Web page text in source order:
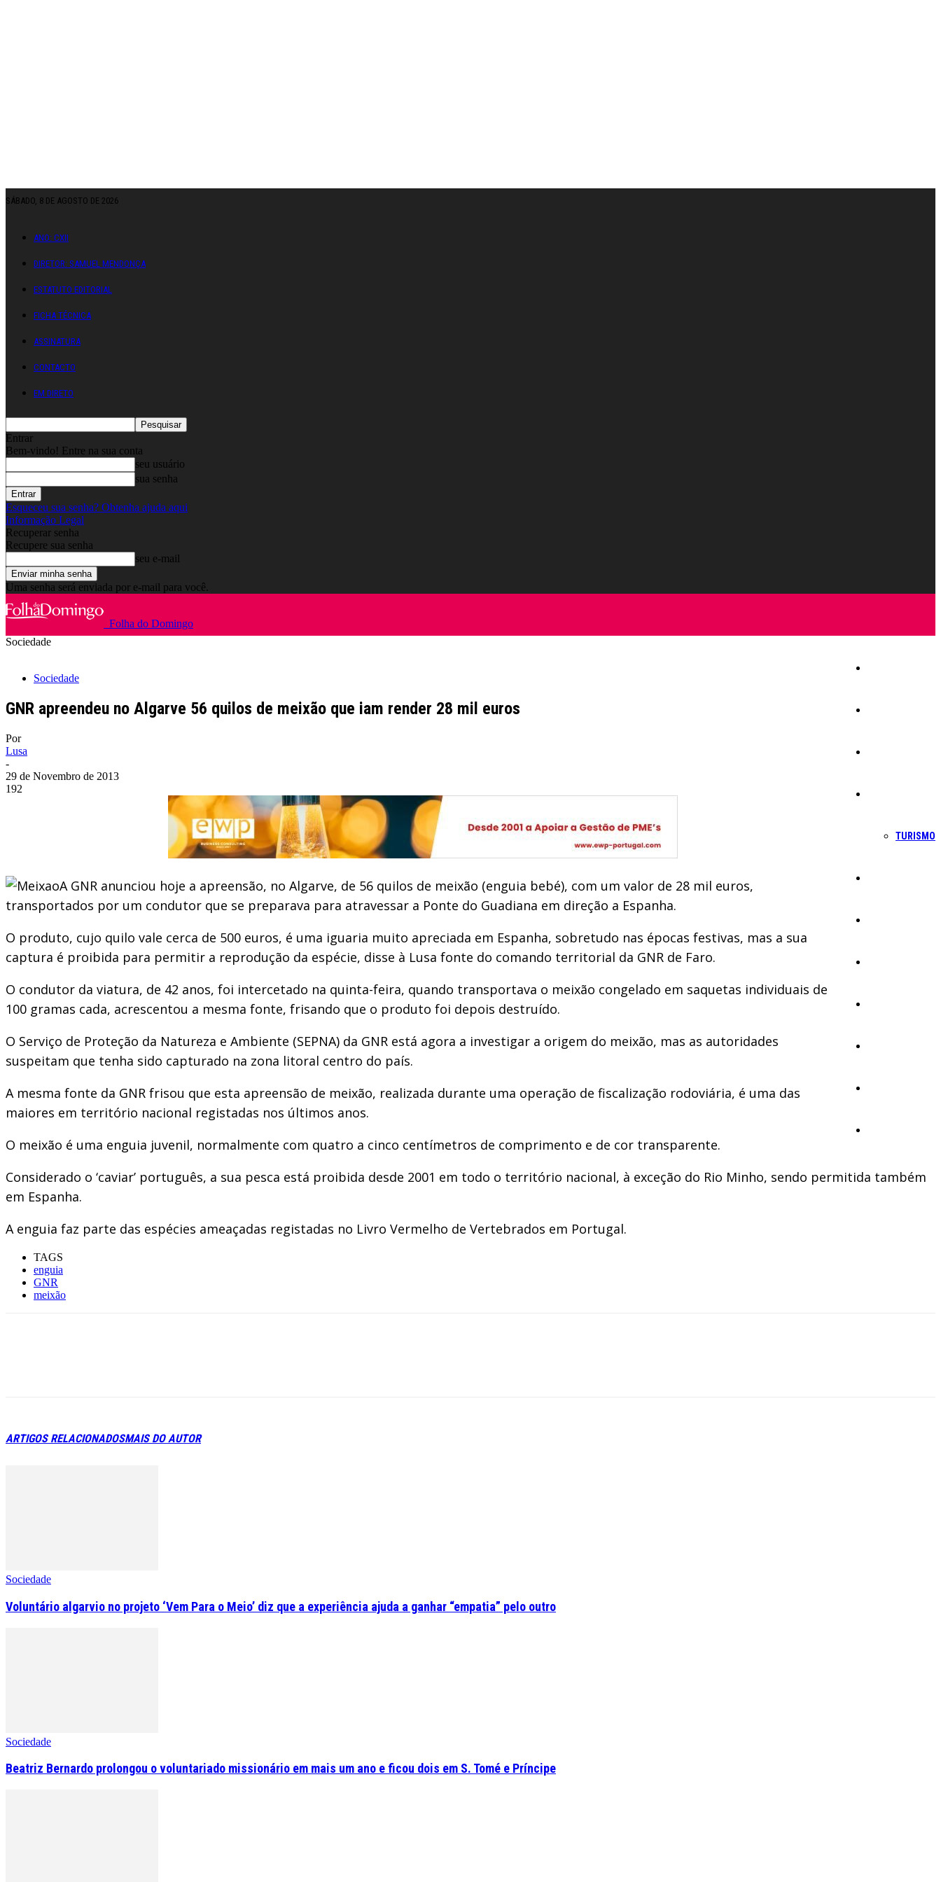
SÁBADO, 8 DE AGOSTO DE 2026
ANO: CXII
DIRETOR: SAMUEL MENDONÇA
ESTATUTO EDITORIAL
FICHA TÉCNICA
ASSINATURA
CONTACTO
EM DIRETO
Entrar
Bem-vindo! Entre na sua conta
seu usuário
sua senha
Esqueceu sua senha? Obtenha ajuda aqui
Informação Legal
Recuperar senha
Recupere sua senha
seu e-mail
Uma senha será enviada por e-mail para você.
Folha do Domingo
TURISMO
Sociedade
Sociedade
GNR apreendeu no Algarve 56 quilos de meixão que iam render 28 mil euros
Por
Lusa
-
29 de Novembro de 2013
192
A GNR anunciou hoje a apreensão, no Algarve, de 56 quilos de meixão (enguia bebé), com um valor de 28 mil euros,
transportados por um condutor que se preparava para atravessar a Ponte do Guadiana em direção a Espanha.
O produto, cujo quilo vale cerca de 500 euros, é uma iguaria muito apreciada em Espanha, sobretudo nas épocas festivas, mas a sua
captura é proibida para permitir a reprodução da espécie, disse à Lusa fonte do comando territorial da GNR de Faro.
O condutor da viatura, de 42 anos, foi intercetado na quinta-feira, quando transportava o meixão congelado em saquetas individuais de
100 gramas cada, acrescentou a mesma fonte, frisando que o produto foi depois destruído.
O Serviço de Proteção da Natureza e Ambiente (SEPNA) da GNR está agora a investigar a origem do meixão, mas as autoridades
suspeitam que tenha sido capturado na zona litoral centro do país.
A mesma fonte da GNR frisou que esta apreensão de meixão, realizada durante uma operação de fiscalização rodoviária, é uma das
maiores em território nacional registadas nos últimos anos.
O meixão é uma enguia juvenil, normalmente com quatro a cinco centímetros de comprimento e de cor transparente.
Considerado o ‘caviar’ português, a sua pesca está proibida desde 2001 em todo o território nacional, à exceção do Rio Minho, sendo permitida também
em Espanha.
A enguia faz parte das espécies ameaçadas registadas no Livro Vermelho de Vertebrados em Portugal.
TAGS
enguia
GNR
meixão
ARTIGOS RELACIONADOSMAIS DO AUTOR
Sociedade
Voluntário algarvio no projeto ‘Vem Para o Meio’ diz que a experiência ajuda a ganhar “empatia” pelo outro
Sociedade
Beatriz Bernardo prolongou o voluntariado missionário em mais um ano e ficou dois em S. Tomé e Príncipe